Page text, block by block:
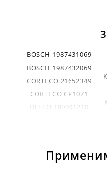
BOSCH 1987431069
BOSCH 1987432069
CORTECO 21652349
CORTECO CP1071
DELLO 180001210